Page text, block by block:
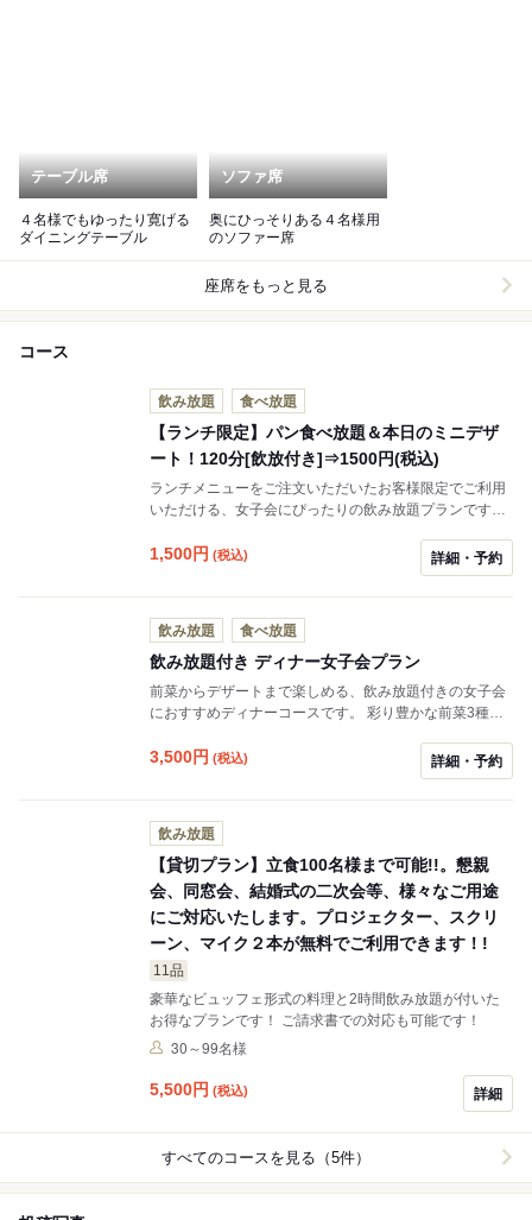
テーブル席
４名様でもゆったり寛げる
ダイニングテーブル
ソファ席
奥にひっそりある４名様用
のソファー席
座席をもっと見る
コース
飲み放題 食べ放題
【ランチ限定】パン食べ放題＆本日のミニデザ
ート！120分[飲放付き]⇒1500円(税込)
ランチメニューをご注文いただいたお客様限定でご利用
いただける、女子会にぴったりの飲み放題プランです。
ンクからアルコールまでお好みのドリンクを心ゆくまで
集まりにおすすめのプランです。
1,500円 (税込) 詳細・予約
飲み放題 食べ放題
飲み放題付き ディナー女子会プラン
前菜からデザートまで楽しめる、飲み放題付きの女子会
におすすめディナーコースです。 彩り豊かな前菜3種盛
ンスよくご用意。 飲み放題付きなので、会話を楽しみな
がらゆったりとしたディナータイムをお過ごしいただけ
ます。 友人同士のお集まりや、気軽な女子会にぜひご利
3,500円 (税込) 詳細・予約
飲み放題
【貸切プラン】立食100名様まで可能!!。懇親
会、同窓会、結婚式の二次会等、様々なご用途
にご対応いたします。プロジェクター、スクリ
ーン、マイク２本が無料でご利用できます！!
11品
豪華なビュッフェ形式の料理と2時間飲み放題が付いた
お得なプランです！ ご請求書での対応も可能です！
30～99名様
5,500円 (税込) 詳細
すべてのコースを見る（5件）